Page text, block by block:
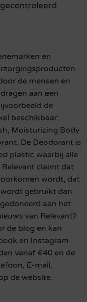
en
de mensen en
aan een
de
beschikbaar:
Moisturizing Body
De Deodorant is
plastic waarbij alle
claimt dat
wordt, dat
gebruikt dan
aan het
van Relevant?
de blog en kan
en Instagram.
vanaf €40 en de
E-mail,
de website.